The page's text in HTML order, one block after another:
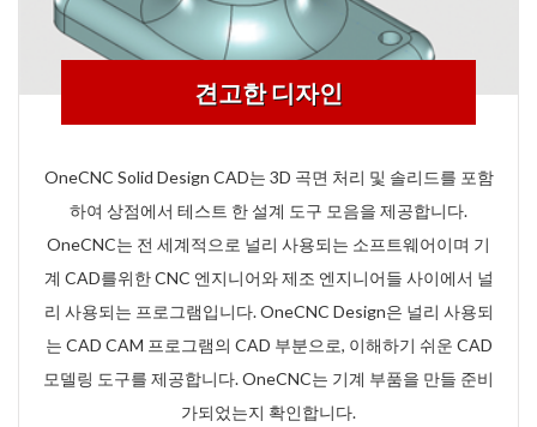
견고한 디자인
OneCNC Solid Design CAD는 3D 곡면 처리 및 솔리드를 포함
하여 상점에서 테스트 한 설계 도구 모음을 제공합니다.
OneCNC는 전 세계적으로 널리 사용되는 소프트웨어이며 기
계 CAD를위한 CNC 엔지니어와 제조 엔지니어들 사이에서 널
리 사용되는 프로그램입니다. OneCNC Design은 널리 사용되
는 CAD CAM 프로그램의 CAD 부분으로, 이해하기 쉬운 CAD
모델링 도구를 제공합니다. OneCNC는 기계 부품을 만들 준비
가되었는지 확인합니다.